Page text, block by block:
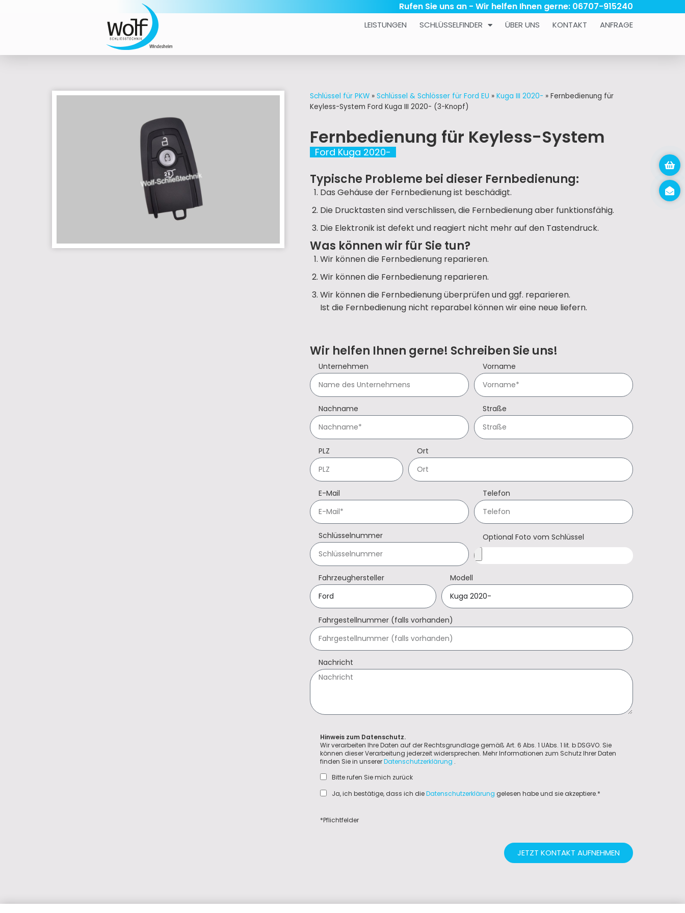
Rufen Sie uns an - Wir helfen Ihnen gerne: 06707-915240
LEISTUNGEN SCHLÜSSELFINDER ÜBER UNS KONTAKT ANFRAGE
Schlüssel für PKW » Schlüssel & Schlösser für Ford EU » Kuga III 2020- » Fernbedienung für
Keyless-System Ford Kuga III 2020- (3-Knopf)
Fernbedienung für Keyless-System
Ford Kuga 2020-
Typische Probleme bei dieser Fernbedienung:
Das Gehäuse der Fernbedienung ist beschädigt.
Die Drucktasten sind verschlissen, die Fernbedienung aber funktionsfähig.
Die Elektronik ist defekt und reagiert nicht mehr auf den Tastendruck.
Was können wir für Sie tun?
Wir können die Fernbedienung reparieren.
Wir können die Fernbedienung reparieren.
Wir können die Fernbedienung überprüfen und ggf. reparieren.
Ist die Fernbedienung nicht reparabel können wir eine neue liefern.
Wir helfen Ihnen gerne! Schreiben Sie uns!
Unternehmen Vorname
Nachname Straße
PLZ Ort
E-Mail Telefon
Schlüsselnummer Optional Foto vom Schlüssel
Fahrzeughersteller Modell
Fahrgestellnummer (falls vorhanden)
Nachricht
Hinweis zum Datenschutz.
Wir verarbeiten Ihre Daten auf der Rechtsgrundlage gemäß Art. 6 Abs. 1 UAbs. 1 lit. b DSGVO. Sie
können dieser Verarbeitung jederzeit widersprechen. Mehr Informationen zum Schutz Ihrer Daten
finden Sie in unsererDatenschutzerklärung .
Bitte rufen Sie mich zurück
Ja, ich bestätige, dass ich dieDatenschutzerklärung gelesen habe und sie akzeptiere.*
*Pflichtfelder
JETZT KONTAKT AUFNEHMEN